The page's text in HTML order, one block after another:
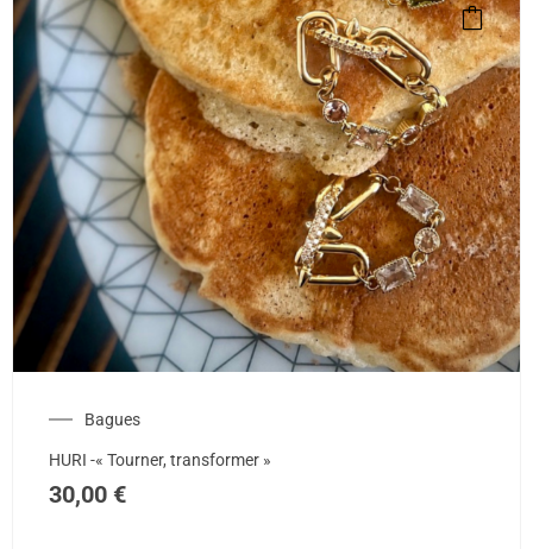
Bagues
HURI -« Tourner, transformer »
30,00 €